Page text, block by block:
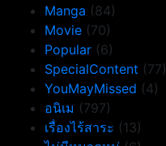
Manga (84)
Movie (70)
Popular (6)
SpecialContent (77)
YouMayMissed (4)
อนิเม (797)
เรื่องไร้สาระ (13)